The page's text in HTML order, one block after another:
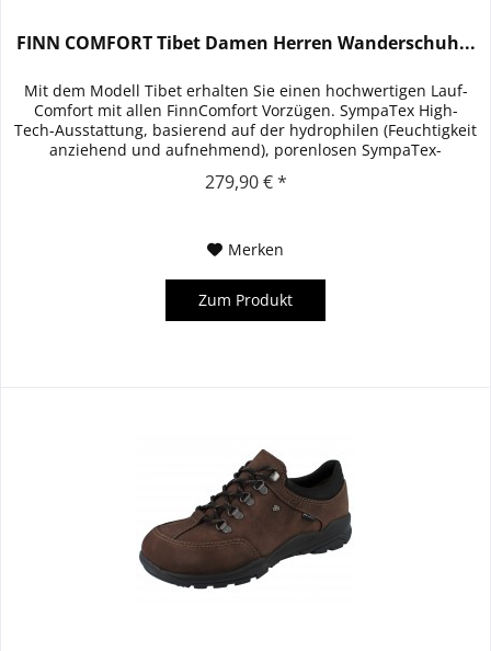
FINN COMFORT Tibet Damen Herren Wanderschuh...
Mit dem Modell Tibet erhalten Sie einen hochwertigen Lauf-
Comfort mit allen FinnComfort Vorzügen. SympaTex High-
Tech-Ausstattung, basierend auf der hydrophilen (Feuchtigkeit
anziehend und aufnehmend), porenlosen SympaTex-
279,90 € *
Merken
Zum Produkt